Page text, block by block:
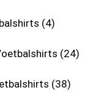
4
24
38